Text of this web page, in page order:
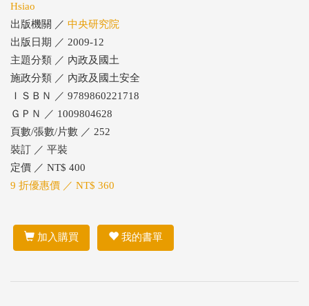
Hsiao
出版機關 ／ 中央研究院
出版日期 ／ 2009-12
主題分類 ／ 內政及國土
施政分類 ／ 內政及國土安全
ＩＳＢＮ ／ 9789860221718
ＧＰＮ ／ 1009804628
頁數/張數/片數 ／ 252
裝訂 ／ 平裝
定價 ／ NT$ 400
9 折優惠價 ／ NT$ 360
加入購買 我的書單